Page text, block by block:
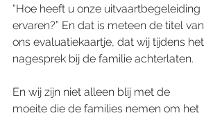
“Hoe heeft u onze uitvaartbegeleiding
ervaren?” En dat is meteen de titel van
ons evaluatiekaartje, dat wij tijdens het
nagesprek bij de familie achterlaten.
En wij zijn niet alleen blij met de
moeite die de families nemen om het